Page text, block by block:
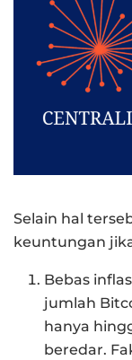
Selain hal
keuntungan
Bebas
jumlah
hanya
beredar.